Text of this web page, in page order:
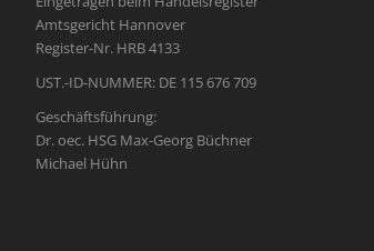
Amtsgericht Hannover
Register-Nr. HRB 4133
UST.-ID-NUMMER: DE 115 676 709
Geschäftsführung:
Dr. oec. HSG Max-Georg Büchner
Michael Hühn